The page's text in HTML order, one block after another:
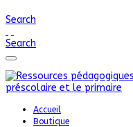
Search
Search
Accueil
Boutique